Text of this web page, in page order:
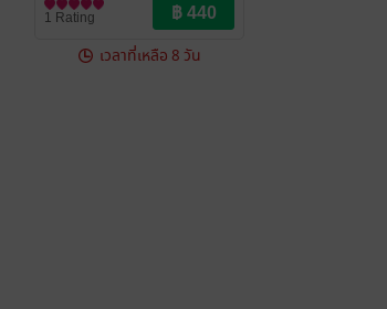
1 Rating
เวลาที่เหลือ 8 วัน